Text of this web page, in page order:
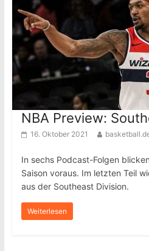
NBA Preview:
16. Oktober 2021
In sechs Podcast-Folgen
Saison voraus. Im letzten Teil
aus der Southeast Division.
Weiterlesen